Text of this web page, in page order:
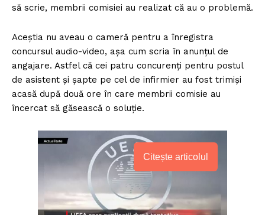
să scrie, membrii comisiei au realizat că au o problemă.
Aceştia nu aveau o cameră pentru a înregistra
concursul audio-video, aşa cum scria în anunţul de
angajare. Astfel că cei patru concurenţi pentru postul
de asistent şi şapte pe cel de infirmier au fost trimişi
acasă după două ore în care membrii comisie au
încercat să găsească o soluţie.
Citește articolul